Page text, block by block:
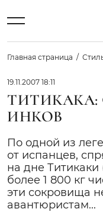
Главная страница
19.11.2007 18:11
ТИТИКАКА:
ИНКОВ
По одной из
от испанцев,
на дне
более 1 800 кг
эти сокровища
авантюристам...